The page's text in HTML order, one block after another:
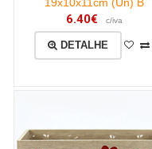
19x10x11cm (Un) B
6.40€ c/iva
DETALHE